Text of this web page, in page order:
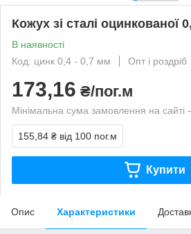
Кожух зі сталі оцинкованої
В наявності
Код: цинк 0,4 - 0,7 мм
Опт і роздріб
173,16 ₴/пог.м
Мінімальна сума замовлення на
155,84 ₴ від 100 пог.м
Купити
Опис Характеристики